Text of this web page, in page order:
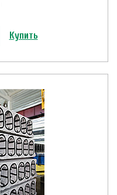
Купить